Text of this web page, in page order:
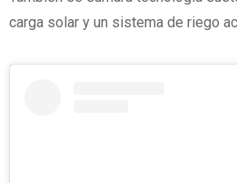
carga solar y un sistema de riego